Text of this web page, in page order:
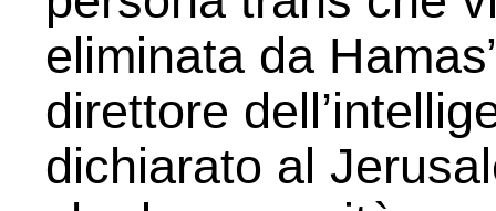
eliminata da
direttore
dichiarato al